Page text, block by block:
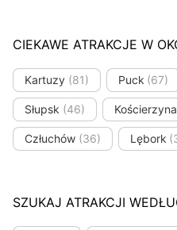
CIEKAWE ATRAKCJE W
Kartuzy (81) Puck (67)
Słupsk (46) Kościerzyna
Człuchów (36) Lębork
SZUKAJ ATRAKCJI